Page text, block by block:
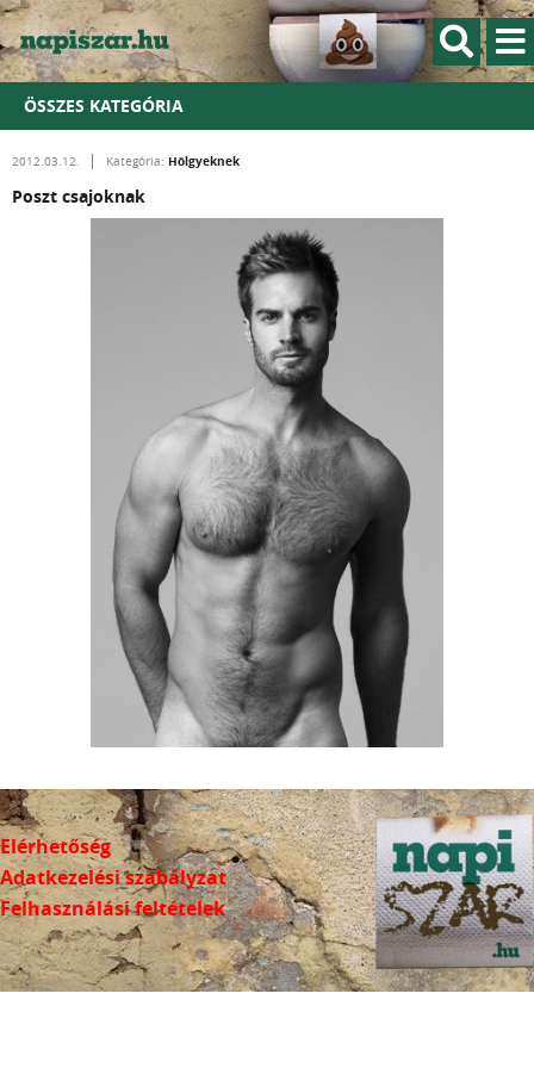
ÖSSZES KATEGÓRIA
2012.03.12. Kategória: Hölgyeknek
Poszt csajoknak
Elérhetőség
Adatkezelési szabályzat
Felhasználási feltételek